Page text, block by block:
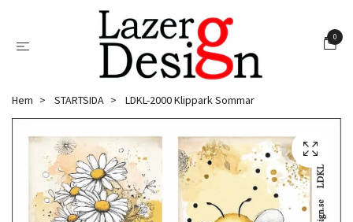
0
Hem STARTSIDA LDKL-2000 Klippark Sommar